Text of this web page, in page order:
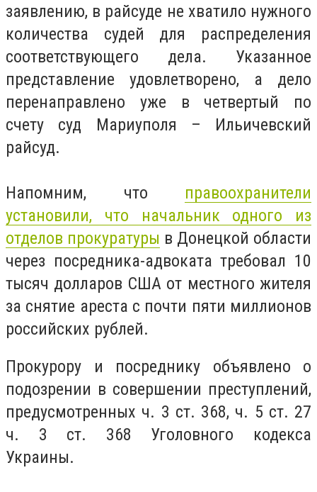
заявлению, в райсуде не хватило нужного
количества судей для распределения
соответствующего дела. Указанное
представление удовлетворено, а дело
перенаправлено уже в четвертый по
счету суд Мариуполя – Ильичевский
райсуд.
Напомним, что правоохранители
установили, что начальник одного из
отделов прокуратуры в Донецкой области
через посредника-адвоката требовал 10
тысяч долларов США от местного жителя
за снятие ареста с почти пяти миллионов
российских рублей.
Прокурору и посреднику объявлено о
подозрении в совершении преступлений,
предусмотренных ч. 3 ст. 368, ч. 5 ст. 27
ч. 3 ст. 368 Уголовного кодекса
Украины.